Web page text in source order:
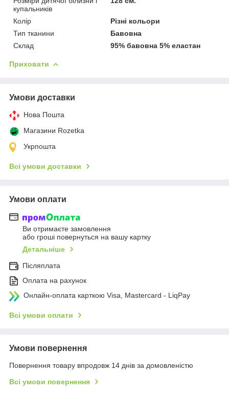
купальників
Колір
Різні кольори
Тип тканини
Бавовна
Склад
95% бавовна 5% еластан
Приховати
Умови доставки
Нова Пошта
Магазини Rozetka
Укрпошта
Всі умови доставки
Умови оплати
Ви отримаєте замовлення
або гроші повернуться на вашу картку
Детальніше
Післяплата
Оплата на рахунок
Онлайн-оплата карткою Visa, Mastercard - LiqPay
Всі умови оплати
Умови повернення
Повернення товару впродовж 14 днів за домовленістю
Всі умови повернення